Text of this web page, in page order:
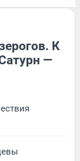
К
—